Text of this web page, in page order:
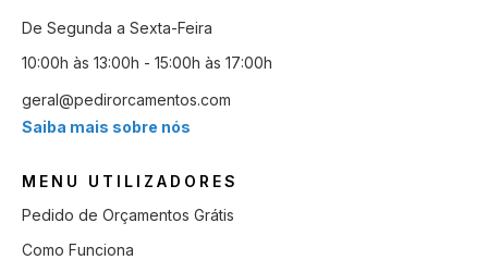
De Segunda a Sexta-Feira
10:00h às 13:00h - 15:00h às 17:00h
geral@pedirorcamentos.com
Saiba mais sobre nós
MENU UTILIZADORES
Pedido de Orçamentos Grátis
Como Funciona